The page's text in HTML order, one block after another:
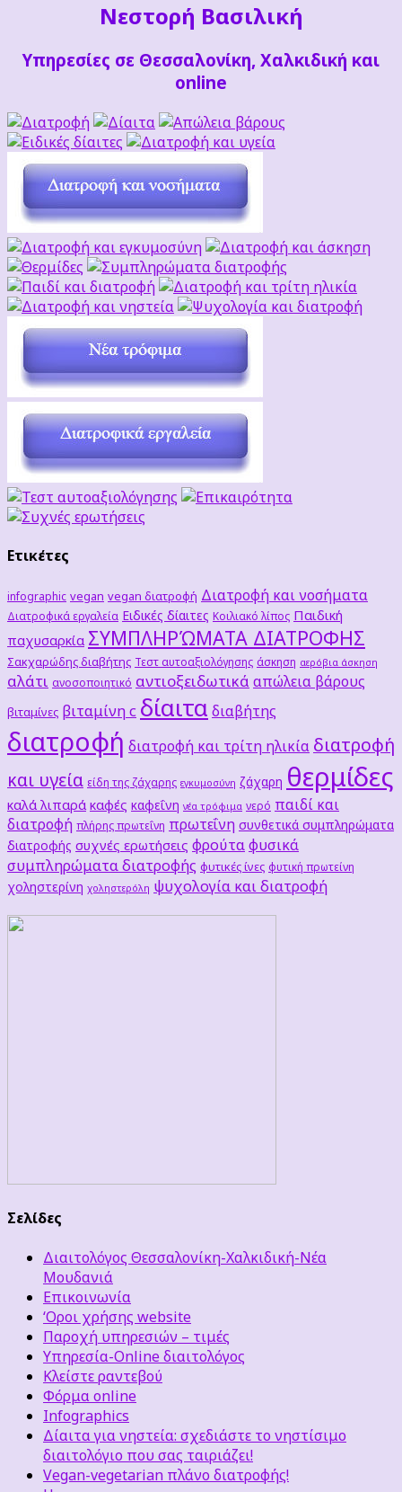
Νεστορή Βασιλική
Υπηρεσίες σε Θεσσαλονίκη, Χαλκιδική και
online
Ετικέτες
infographic vegan vegan διατροφή Διατροφή και νοσήματα
Διατροφικά εργαλεία Ειδικές δίαιτες Κοιλιακό λίπος Παιδική
παχυσαρκία ΣΥΜΠΛΗΡΏΜΑΤΑ ΔΙΑΤΡΟΦΗΣ
Σακχαρώδης διαβήτης Τεστ αυτοαξιολόγησης άσκηση αερόβια άσκηση
αλάτι ανοσοποιητικό αντιοξειδωτικά απώλεια βάρους
βιταμίνες βιταμίνη c δίαιτα διαβήτης
διατροφή διατροφή και τρίτη ηλικία διατροφή
και υγεία είδη της ζάχαρης εγκυμοσύνη ζάχαρη θερμίδες
καλά λιπαρά καφές καφεΐνη νέα τρόφιμα νερό παιδί και
διατροφή πλήρης πρωτεΐνη πρωτεΐνη συνθετικά συμπληρώματα
διατροφής συχνές ερωτήσεις φρούταφυσικά
συμπληρώματα διατροφής φυτικές ίνες φυτική πρωτείνη
χοληστερίνη χοληστερόλη ψυχολογία και διατροφή
Σελίδες
Διαιτολόγος Θεσσαλονίκη-Χαλκιδική-Νέα
Μουδανιά
Επικοινωνία
‘Οροι χρήσης website
Παροχή υπηρεσιών – τιμές
Υπηρεσία-Online διαιτολόγος
Κλείστε ραντεβού
Φόρμα online
Infographics
Δίαιτα για νηστεία: σχεδιάστε το νηστίσιμο
διαιτολόγιο που σας ταιριάζει!
Vegan-vegetarian πλάνο διατροφής!